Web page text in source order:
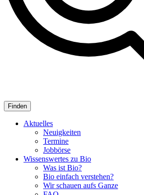
Aktuelles
Neuigkeiten
Termine
Jobbörse
Wissenswertes zu Bio
Was ist Bio?
Bio einfach verstehen?
Wir schauen aufs Ganze